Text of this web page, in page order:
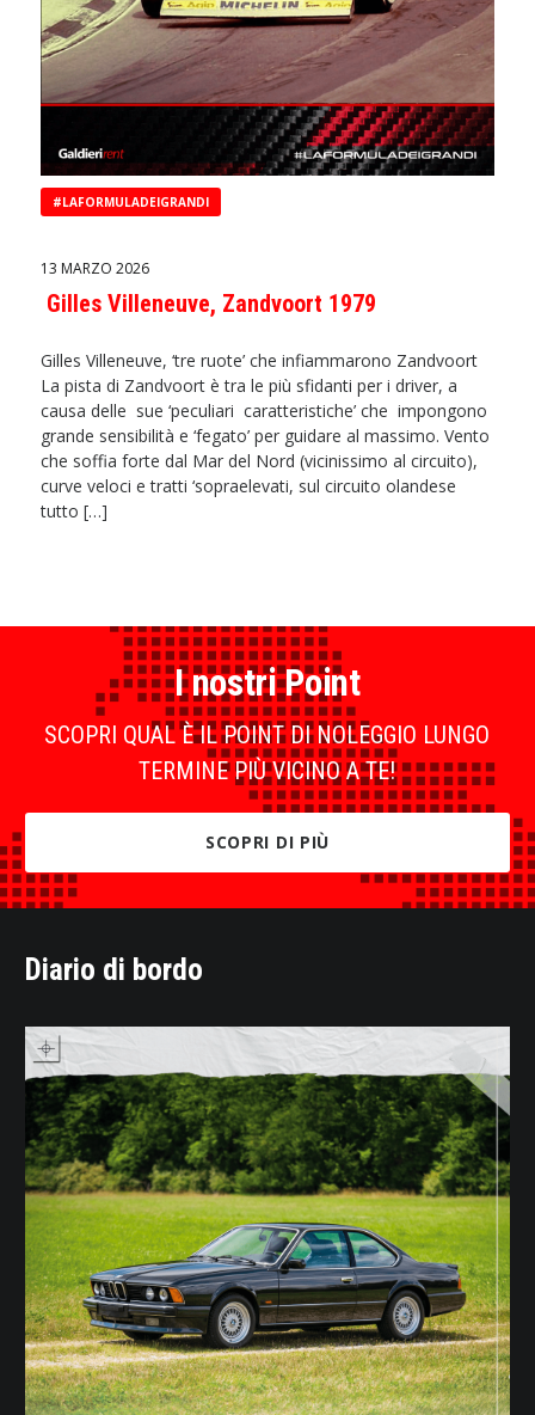
#LAFORMULADEIGRANDI
13 MARZO 2026
Gilles Villeneuve, Zandvoort 1979
Gilles Villeneuve, ‘tre ruote’ che infiammarono Zandvoort
La pista di Zandvoort è tra le più sfidanti per i driver, a
causa delle sue ‘peculiari caratteristiche’ che impongono
grande sensibilità e ‘fegato’ per guidare al massimo. Vento
che soffia forte dal Mar del Nord (vicinissimo al circuito),
curve veloci e tratti ‘sopraelevati, sul circuito olandese
tutto […]
I nostri Point
SCOPRI QUAL È IL POINT DI NOLEGGIO LUNGO
TERMINE PIÙ VICINO A TE!
SCOPRI DI PIÙ
Diario di bordo